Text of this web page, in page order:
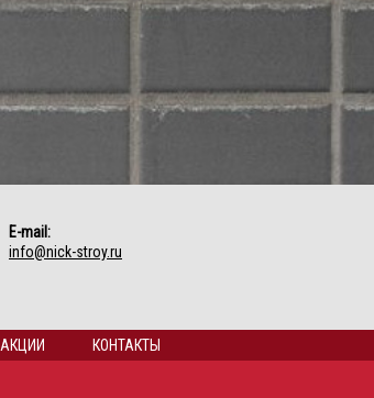
E-mail:
info@nick-stroy.ru
АКЦИИ КОНТАКТЫ